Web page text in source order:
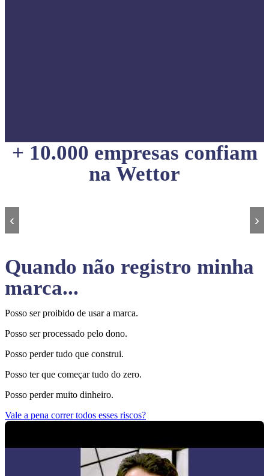
+ 10.000 empresas confiam
na Wettor
‹ ›
Quando não registro minha
marca...
Posso ser proibido de usar a marca.
Posso ser processado pelo dono.
Posso perder tudo que construi.
Posso ter que começar tudo do zero.
Posso perder muito dinheiro.
Vale a pena correr todos esses riscos?